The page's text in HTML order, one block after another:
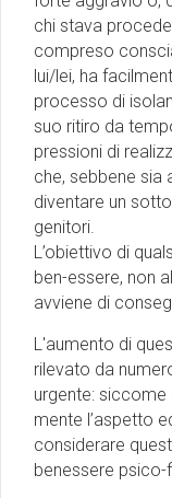
chi stava
compreso
lui/lei, ha
processo di
suo ritiro da
pressioni di
che, sebbene sia
diventare un
genitori.
L’obiettivo di
ben-essere, non
avviene di
L'aumento di
rilevato da
urgente:
mente l’aspetto
considerare
benessere